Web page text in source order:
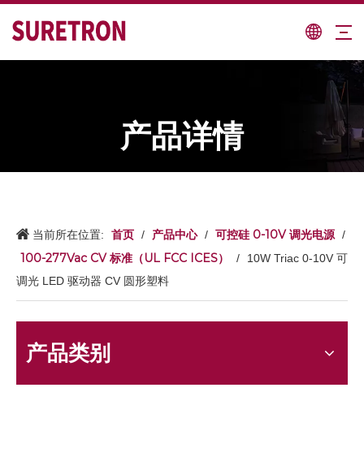
产品详情
当前所在位置: 首页 / 产品中心 / 可控硅 0-10V 调光电源 /
100-277Vac CV 标准（UL FCC ICES） /
10W Triac 0-10V 可
调光 LED 驱动器 CV 圆形塑料
产品类别